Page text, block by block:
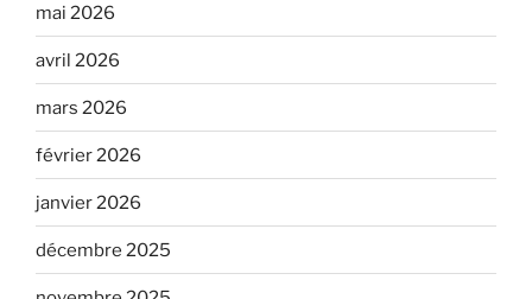
mai 2026
avril 2026
mars 2026
février 2026
janvier 2026
décembre 2025